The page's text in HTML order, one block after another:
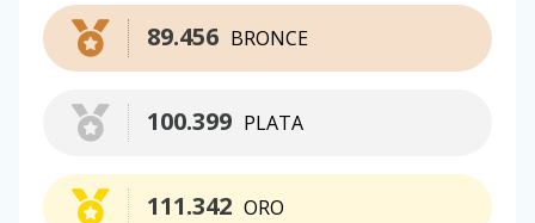
BRONCE
89.456
PLATA
100.399
ORO
111.342